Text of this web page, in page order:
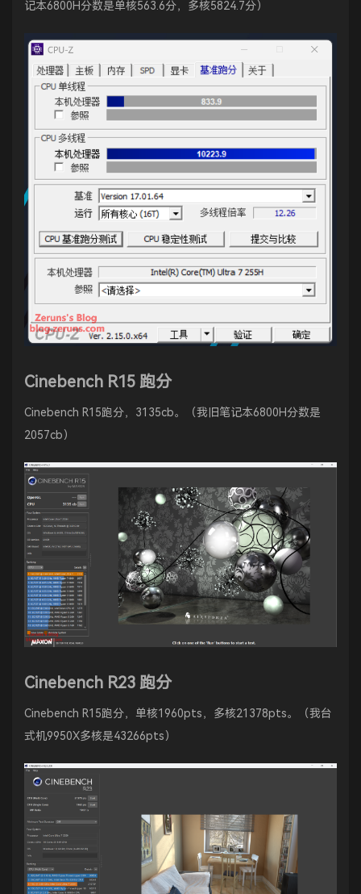
记本6800H分数是单核563.6分，多核5824.7分）
Cinebench R15 跑分
Cinebench R15跑分，3135cb。（我旧笔记本6800H分数是
2057cb）
Cinebench R23 跑分
Cinebench R15跑分，单核1960pts，多核21378pts。（我台
式机9950X多核是43266pts）